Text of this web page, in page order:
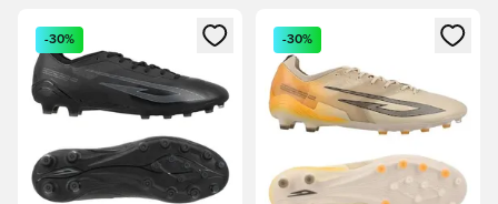
Öffnet ein Fenster zum Anmelden oder Registrieren als
-30%
Öffnet ein Fenster zum
-30%